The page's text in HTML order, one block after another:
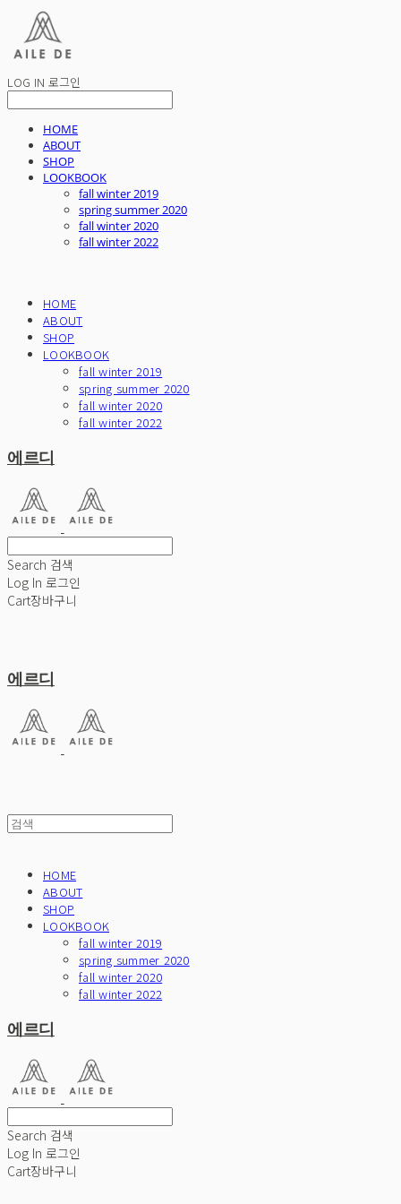
LOG IN 로그인
HOME
ABOUT
SHOP
LOOKBOOK
fall winter 2019
spring summer 2020
fall winter 2020
fall winter 2022
HOME
ABOUT
SHOP
LOOKBOOK
fall winter 2019
spring summer 2020
fall winter 2020
fall winter 2022
에르디
Search 검색
Log In 로그인
Cart장바구니
에르디
HOME
ABOUT
SHOP
LOOKBOOK
fall winter 2019
spring summer 2020
fall winter 2020
fall winter 2022
에르디
Search 검색
Log In 로그인
Cart장바구니